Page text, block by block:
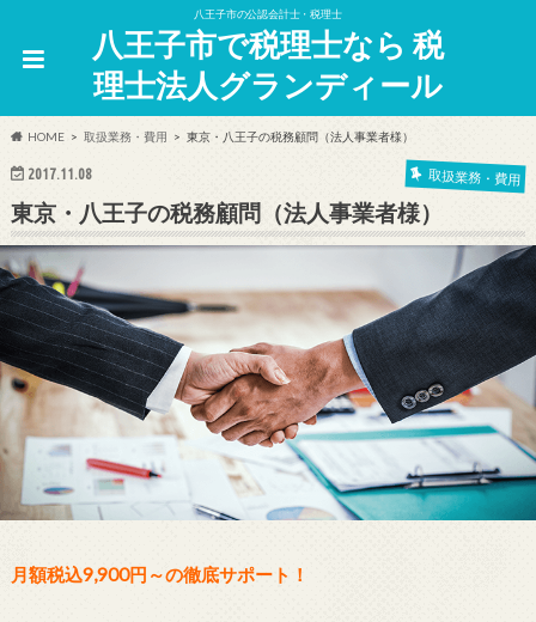
八王子市の公認会計士・税理士
八王子市で税理士なら 税
理士法人グランディール
HOME 取扱業務・費用 東京・八王子の税務顧問（法人事業者様）
2017.11.08 取扱業務・費用
東京・八王子の税務顧問（法人事業者様）
月額税込9,900円～の徹底サポート！